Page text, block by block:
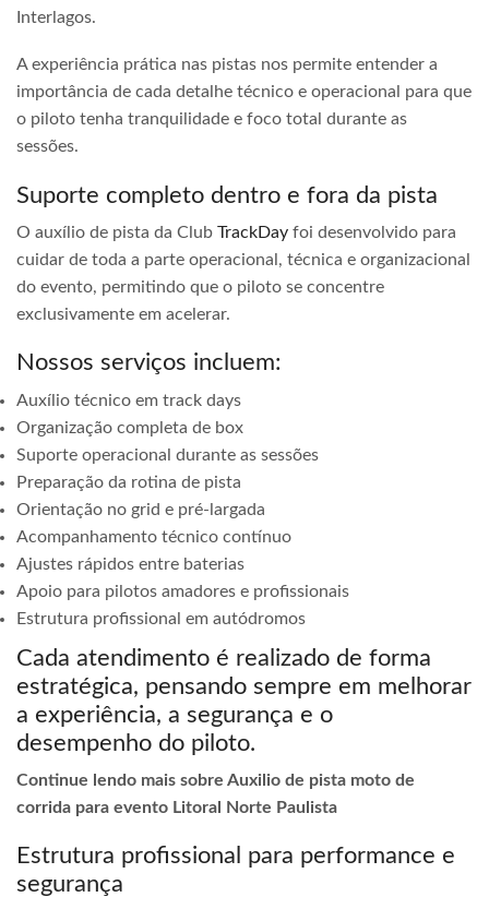
Interlagos.
A experiência prática nas pistas nos permite entender a
importância de cada detalhe técnico e operacional para que
o piloto tenha tranquilidade e foco total durante as
sessões.
Suporte completo dentro e fora da pista
O auxílio de pista da Club TrackDay foi desenvolvido para
cuidar de toda a parte operacional, técnica e organizacional
do evento, permitindo que o piloto se concentre
exclusivamente em acelerar.
Nossos serviços incluem:
Auxílio técnico em track days
Organização completa de box
Suporte operacional durante as sessões
Preparação da rotina de pista
Orientação no grid e pré-largada
Acompanhamento técnico contínuo
Ajustes rápidos entre baterias
Apoio para pilotos amadores e profissionais
Estrutura profissional em autódromos
Cada atendimento é realizado de forma
estratégica, pensando sempre em melhorar
a experiência, a segurança e o
desempenho do piloto.
Continue lendo mais sobre Auxilio de pista moto de
corrida para evento Litoral Norte Paulista
Estrutura profissional para performance e
segurança